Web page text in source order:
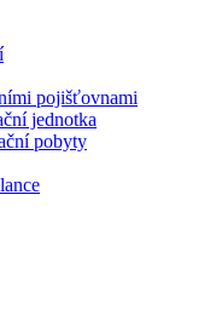
pojišťovnami
jednotka
pobyty